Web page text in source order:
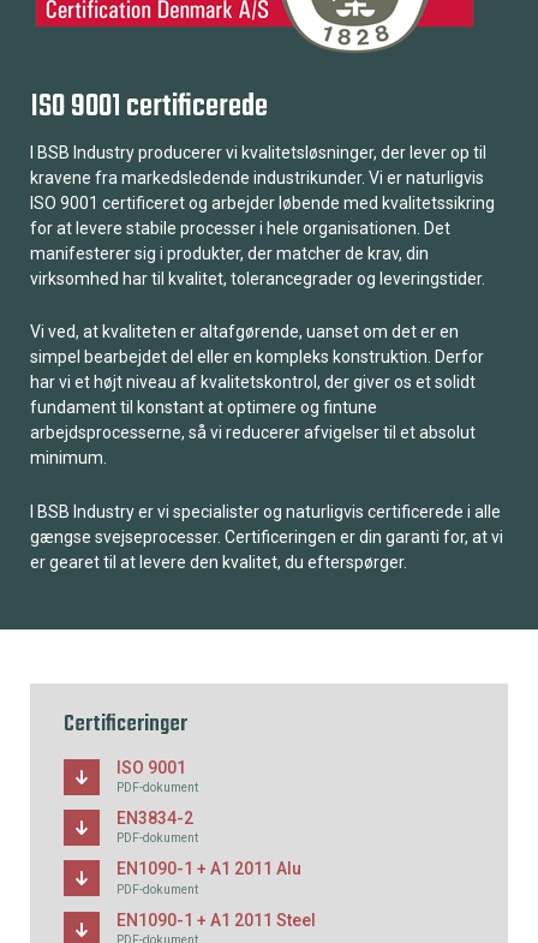
ISO 9001 certificerede
I BSB Industry producerer vi kvalitetsløsninger, der lever op til
kravene fra markedsledende industrikunder. Vi er naturligvis
ISO 9001 certificeret og arbejder løbende med kvalitetssikring
for at levere stabile processer i hele organisationen. Det
manifesterer sig i produkter, der matcher de krav, din
virksomhed har til kvalitet, tolerancegrader og leveringstider.
Vi ved, at kvaliteten er altafgørende, uanset om det er en
simpel bearbejdet del eller en kompleks konstruktion. Derfor
har vi et højt niveau af kvalitetskontrol, der giver os et solidt
fundament til konstant at optimere og fintune
arbejdsprocesserne, så vi reducerer afvigelser til et absolut
minimum.
I BSB Industry er vi specialister og naturligvis certificerede i alle
gængse svejseprocesser. Certificeringen er din garanti for, at vi
er gearet til at levere den kvalitet, du efterspørger.
Certificeringer
ISO 9001
PDF-dokument
EN3834-2
PDF-dokument
EN1090-1 + A1 2011 Alu
PDF-dokument
EN1090-1 + A1 2011 Steel
PDF-dokument